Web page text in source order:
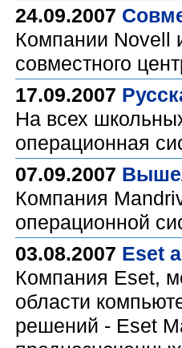
24.09.2007
Компании Novell
совместного
17.09.2007
На всех
операционная
07.09.2007
Компания
операционной
03.08.2007 Eset
Компания Eset,
области
решений - Eset